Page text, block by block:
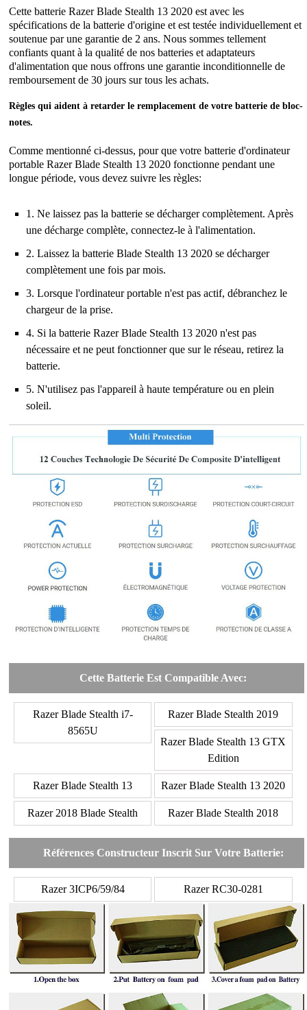
Cette batterie Razer Blade Stealth 13 2020 est avec les
spécifications de la batterie d'origine et est testée individuellement et
soutenue par une garantie de 2 ans. Nous sommes tellement
confiants quant à la qualité de nos batteries et adaptateurs
d'alimentation que nous offrons une garantie inconditionnelle de
remboursement de 30 jours sur tous les achats.
Règles qui aident à retarder le remplacement de votre batterie de bloc-
notes.
Comme mentionné ci-dessus, pour que votre batterie d'ordinateur
portable Razer Blade Stealth 13 2020 fonctionne pendant une
longue période, vous devez suivre les règles:
1. Ne laissez pas la batterie se décharger complètement. Après
une décharge complète, connectez-le à l'alimentation.
2. Laissez la batterie Blade Stealth 13 2020 se décharger
complètement une fois par mois.
3. Lorsque l'ordinateur portable n'est pas actif, débranchez le
chargeur de la prise.
4. Si la batterie Razer Blade Stealth 13 2020 n'est pas
nécessaire et ne peut fonctionner que sur le réseau, retirez la
batterie.
5. N'utilisez pas l'appareil à haute température ou en plein
soleil.
Cette Batterie Est Compatible Avec:
Razer Blade Stealth i7-
8565U
Razer Blade Stealth 2019
Razer Blade Stealth 13 GTX
Edition
Razer Blade Stealth 13 Razer Blade Stealth 13 2020
Razer 2018 Blade Stealth Razer Blade Stealth 2018
Références Constructeur Inscrit Sur Votre Batterie:
Razer 3ICP6/59/84 Razer RC30-0281